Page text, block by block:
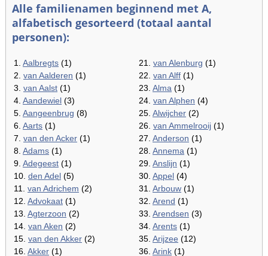
Alle familienamen beginnend met A,
alfabetisch gesorteerd (totaal aantal
personen):
1. Aalbregts (1)
2. van Aalderen (1)
3. van Aalst (1)
4. Aandewiel (3)
5. Aangeenbrug (8)
6. Aarts (1)
7. van den Acker (1)
8. Adams (1)
9. Adegeest (1)
10. den Adel (5)
11. van Adrichem (2)
12. Advokaat (1)
13. Agterzoon (2)
14. van Aken (2)
15. van den Akker (2)
16. Akker (1)
21. van Alenburg (1)
22. van Alff (1)
23. Alma (1)
24. van Alphen (4)
25. Alwijcher (2)
26. van Ammelrooij (1)
27. Anderson (1)
28. Annema (1)
29. Anslijn (1)
30. Appel (4)
31. Arbouw (1)
32. Arend (1)
33. Arendsen (3)
34. Arents (1)
35. Arijzee (12)
36. Arink (1)